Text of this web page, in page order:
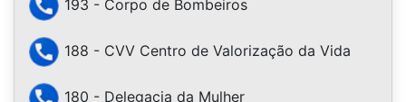
193 - Corpo de Bombeiros
188 - CVV Centro de Valorização da Vida
180 - Delegacia da Mulher